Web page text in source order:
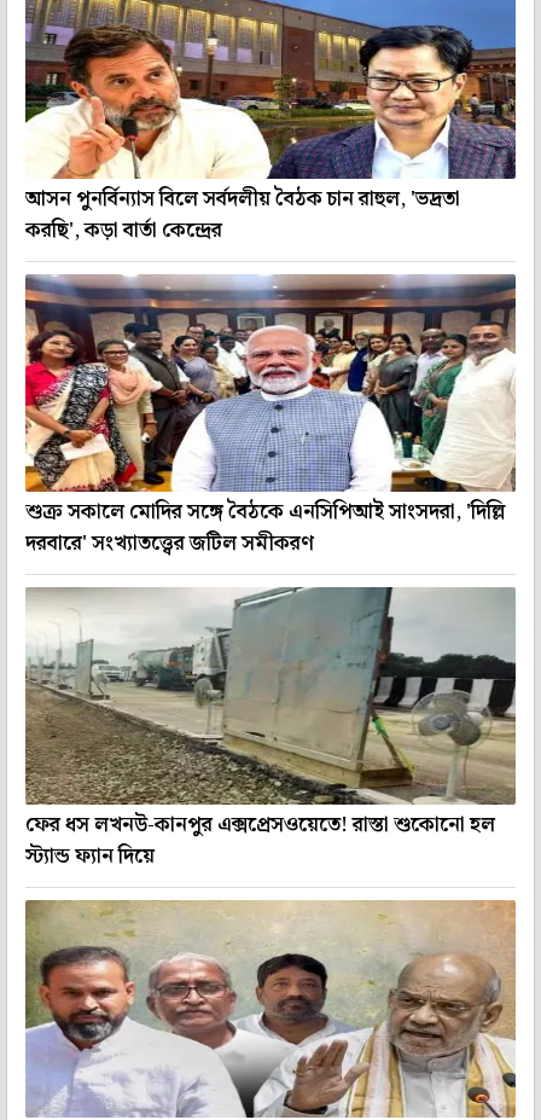
আসন পুনর্বিন্যাস বিলে সর্বদলীয় বৈঠক চান রাহুল, 'ভদ্রতা
করছি', কড়া বার্তা কেন্দ্রের
শুক্র সকালে মোদির সঙ্গে বৈঠকে এনসিপিআই সাংসদরা, 'দিল্লি
দরবারে' সংখ্যাতত্ত্বের জটিল সমীকরণ
ফের ধস লখনউ-কানপুর এক্সপ্রেসওয়েতে! রাস্তা শুকোনো হল
স্ট্যান্ড ফ্যান দিয়ে